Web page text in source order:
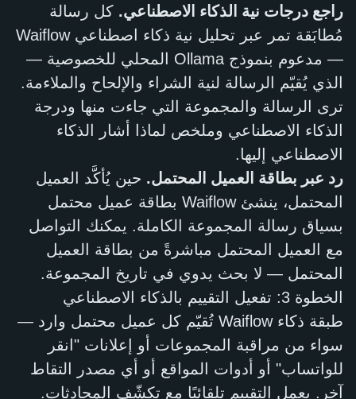
راجع درجات نية الذكاء الاصطناعي. كل رسالة
مُطابَقة تمر عبر تحليل نية ذكاء اصطناعي Waiflow
— مدعوم بنموذج Ollama المحلي للخصوصية —
الذي يُقيّم الرسالة لنية الشراء والإلحاح والملاءمة.
ترى الرسالة والمجموعة التي جاءت منها ودرجة
الذكاء الاصطناعي وملخص لماذا أشار الذكاء
الاصطناعي إليها.
رد عبر بطاقة العميل المحتمل. حين يُأكَّد العميل
المحتمل، ينشئ Waiflow بطاقة عميل محتمل
بسياق رسالة المجموعة الكاملة. يمكنك التواصل
مع العميل المحتمل مباشرةً من بطاقة العميل
المحتمل — لا بحث يدوي في تاريخ المجموعة.
الخطوة 3: تفعيل التقييم بالذكاء الاصطناعي
طبقة ذكاء Waiflow تُقيّم كل عميل محتمل وارد —
سواء من مراقبة المجموعات أو إعلانات "انقر
للواتساب" أو أدوات المواقع أو أي مصدر التقاط
آخر. يعمل التقييم تلقائيًا مع تكشّف المحادثات.